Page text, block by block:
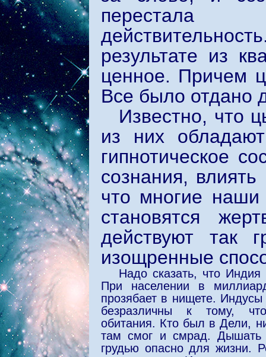
перестала
результате из
ценное. Причем
Все было отдано
Известно, что
из них
гипнотическое
сознания,
что многие наши
становятся
действуют так
изощренные
Надо сказать, что
При населении в
прозябает в нищете.
безразличны к тому,
обитания. Кто был в Дели,
там смог и смрад. Дышать
грудью опасно для жизни.